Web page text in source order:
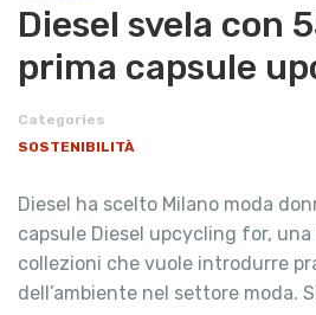
Diesel svela con
prima capsule
Categories
SOSTENIBILITÀ
Diesel ha scelto Milano moda
capsule Diesel upcycling for,
collezioni che vuole introdurre
dell’ambiente nel settore moda.